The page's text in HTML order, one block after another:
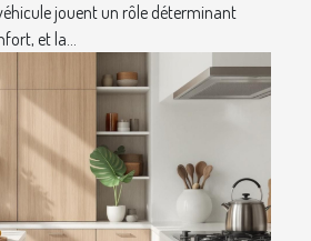
jouent un rôle déterminant
et la...